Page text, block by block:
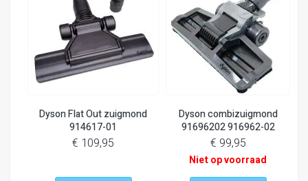
Dyson Flat Out zuigmond
914617-01
€ 109,95
Dyson combizuigmond
91696202 916962-02
€ 99,95
Niet op voorraad